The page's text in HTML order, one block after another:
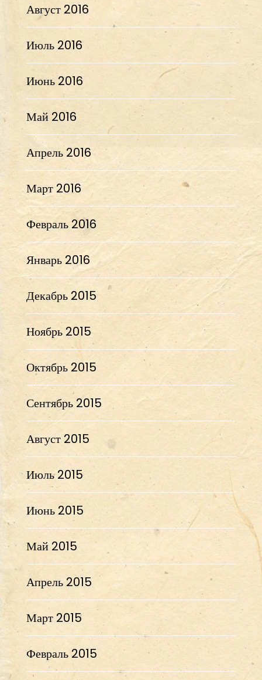
Август 2016
Июль 2016
Июнь 2016
Май 2016
Апрель 2016
Март 2016
Февраль 2016
Январь 2016
Декабрь 2015
Ноябрь 2015
Октябрь 2015
Сентябрь 2015
Август 2015
Июль 2015
Июнь 2015
Май 2015
Апрель 2015
Март 2015
Февраль 2015